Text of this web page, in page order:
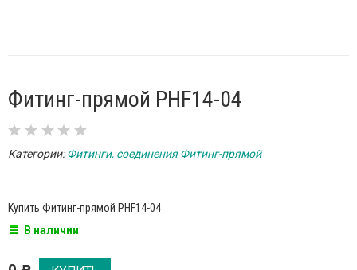
Фитинг-прямой PHF14-04
Категории:Фитинги, соединения Фитинг-прямой
Купить Фитинг-прямой PHF14-04
В наличии